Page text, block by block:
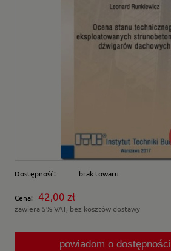
Dostępność: brak towaru
Cena: 42,00 zł
zawiera 5% VAT, bez kosztów dostawy
powiadom o dostępności